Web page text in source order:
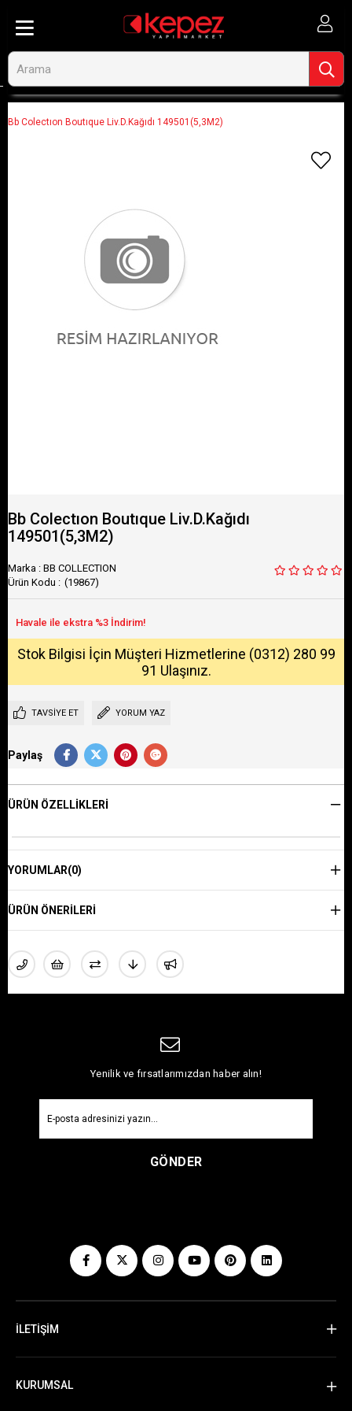
Bb Colectıon Boutıque Liv.D.Kağıdı 149501(5,3M2)
Bb Colectıon Boutıque Liv.D.Kağıdı
149501(5,3M2)
Marka : BB COLLECTION
(19867)
Stok Bilgisi İçin Müşteri Hizmetlerine (0312) 280 99
91 Ulaşınız.
TAVSIYE ET YORUM YAZ
Paylaş
ÜRÜN ÖZELLIKLERI
YORUMLAR(0)
ÜRÜN ÖNERILERI
Yenilik ve fırsatlarımızdan haber alın!
GÖNDER
İLETİŞİM
KURUMSAL